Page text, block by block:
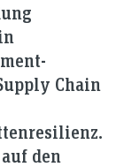
Chain
den